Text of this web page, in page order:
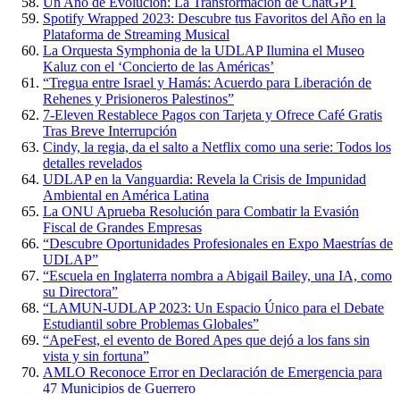
Spotify Wrapped 2023: Descubre tus Favoritos del Año en la
Plataforma de Streaming Musical
La Orquesta Symphonia de la UDLAP Ilumina el Museo
Kaluz con el ‘Concierto de las Américas’
“Tregua entre Israel y Hamás: Acuerdo para Liberación de
Rehenes y Prisioneros Palestinos”
7-Eleven Restablece Pagos con Tarjeta y Ofrece Café Gratis
Tras Breve Interrupción
Cindy, la regia, da el salto a Netflix como una serie: Todos los
detalles revelados
UDLAP en la Vanguardia: Revela la Crisis de Impunidad
Ambiental en América Latina
La ONU Aprueba Resolución para Combatir la Evasión
Fiscal de Grandes Empresas
“Descubre Oportunidades Profesionales en Expo Maestrías de
UDLAP”
“Escuela en Inglaterra nombra a Abigail Bailey, una IA, como
su Directora”
“LAMUN-UDLAP 2023: Un Espacio Único para el Debate
Estudiantil sobre Problemas Globales”
“ApeFest, el evento de Bored Apes que dejó a los fans sin
vista y sin fortuna”
AMLO Reconoce Error en Declaración de Emergencia para
47 Municipios de Guerrero